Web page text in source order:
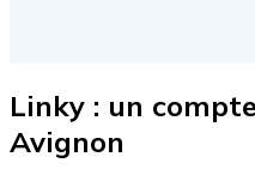
Linky : un
Avignon